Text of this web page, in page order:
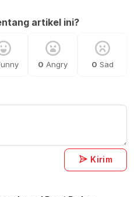
artikel ini?
0 Angry 0 Sad
Kirim